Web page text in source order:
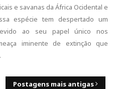
e savanas da África Ocidental e
espécie tem despertado um
ao seu papel único nos
iminente de extinção que
Postagens mais antigas